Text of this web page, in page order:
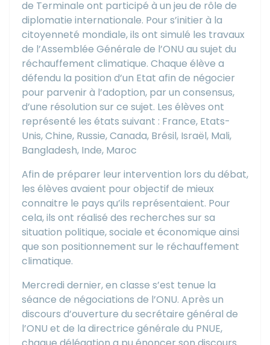
de Terminale ont participé à un jeu de rôle de
diplomatie internationale. Pour s’initier à la
citoyenneté mondiale, ils ont simulé les travaux
de l’Assemblée Générale de l’ONU au sujet du
réchauffement climatique. Chaque élève a
défendu la position d’un Etat afin de négocier
pour parvenir à l’adoption, par un consensus,
d’une résolution sur ce sujet. Les élèves ont
représenté les états suivant : France, Etats-
Unis, Chine, Russie, Canada, Brésil, Israël, Mali,
Bangladesh, Inde, Maroc
Afin de préparer leur intervention lors du débat,
les élèves avaient pour objectif de mieux
connaitre le pays qu’ils représentaient. Pour
cela, ils ont réalisé des recherches sur sa
situation politique, sociale et économique ainsi
que son positionnement sur le réchauffement
climatique.
Mercredi dernier, en classe s’est tenue la
séance de négociations de l’ONU. Après un
discours d’ouverture du secrétaire général de
l’ONU et de la directrice générale du PNUE,